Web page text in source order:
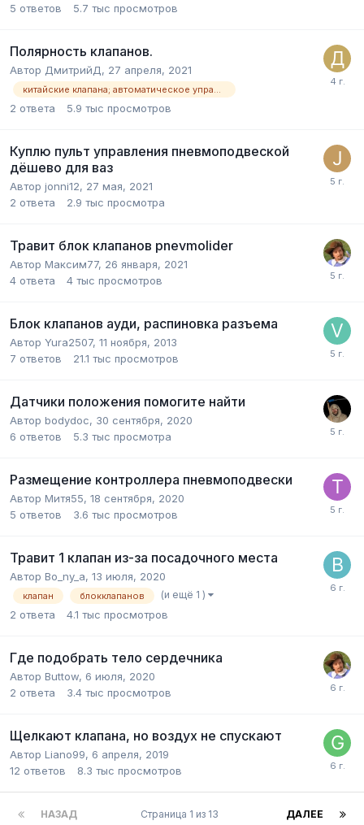
5 ответов 5.7 тыс просмотров
Полярность клапанов.
Автор ДмитрийД, 27 апреля, 2021
2 ответа 5.9 тыс просмотров
Куплю пульт управления пневмоподвеской
дёшево для ваз
Автор jonni12, 27 мая, 2021
2 ответа 2.9 тыс просмотра
Травит блок клапанов pnevmolider
Автор Максим77, 26 января, 2021
4 ответа 4 тыс просмотров
Блок клапанов ауди, распиновка разъема
Автор Yura2507, 11 ноября, 2013
7 ответов 21.1 тыс просмотров
Датчики положения помогите найти
Автор bodydoc, 30 сентября, 2020
6 ответов 5.3 тыс просмотра
Размещение контроллера пневмоподвески
Автор Митя55, 18 сентября, 2020
5 ответов 3.6 тыс просмотров
Травит 1 клапан из-за посадочного места
Автор Bo_ny_a, 13 июля, 2020
клапан блокклапанов (и ещё 1 )
2 ответа 4.1 тыс просмотров
Где подобрать тело сердечника
Автор Buttow, 6 июля, 2020
2 ответа 3.4 тыс просмотров
Щелкают клапана, но воздух не спускают
Автор Liano99, 6 апреля, 2019
12 ответов 8.3 тыс просмотров
НАЗАД ДАЛЕЕ
Страница 1 из 13